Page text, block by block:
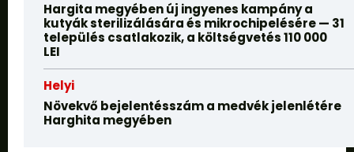
Hargita megyében új ingyenes kampány a
kutyák sterilizálására és mikrochipelésére — 31
település csatlakozik, a költségvetés 110 000
LEI
Helyi
Növekvő bejelentésszám a medvék jelenlétére
Harghita megyében